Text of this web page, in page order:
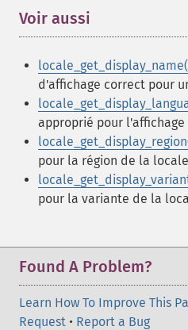
Voir aussi
d'affichage correct pour
approprié pour
pour la région de la locale
pour la variante de la
Found A Problem?
Learn How To Improve This
Request • Report a Bug